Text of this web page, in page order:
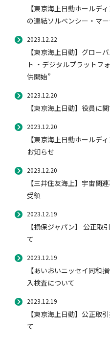
【東京海上日動ホールデ
の連結ソルベンシー・マ
2023.12.22
【東京海上日動】グロー
ト ・デジタルプラット
供開始”
2023.12.20
【東京海上日動】役員に
2023.12.20
【東京海上日動ホールデ
お知らせ
2023.12.20
【三井住友海上】宇宙関
受領
2023.12.19
【損保ジャパン】 公正取
て
2023.12.19
【あいおいニッセイ同和
入検査について
2023.12.19
【東京海上日動】公正取
て